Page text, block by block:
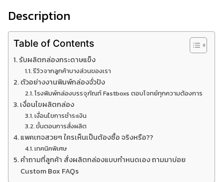
Description
Table of Contents
รับผลิตกล่องกระดาษแข็ง
รีวิวจากลูกค้าบางส่วนของเรา
ตัวอย่างงานพิมพ์กล่องจั่วปัง
โรงพิมพ์กล่องบรรจุภัณฑ์ Fastboxs ตอบโจทย์ทุกความต้องการ
เงื่อนไขผลิตกล่อง
เงื่อนไขการชำระเงิน
ขั้นตอนการสั่งผลิต
แพคเกจสวยๆ ใครเห็นเป็นต้องซื้อ จริงหรือ??
เทคนิคพิเศษ
คำถามที่ลูกค้า สั่งผลิตกล่องแบบกำหนดเอง ถามมาบ่อย
Custom Box FAQs